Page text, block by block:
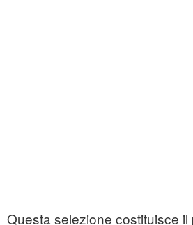
Questa selezione costituisce il